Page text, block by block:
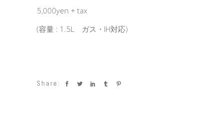
5,000yen + tax
(容量 : 1.5L ガス・IH対応)
Share: